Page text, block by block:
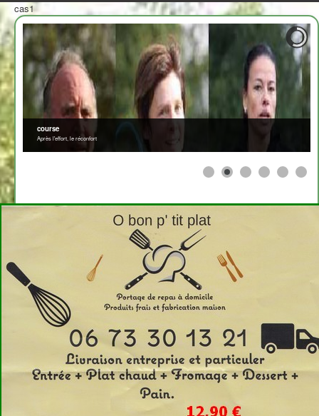
cas1
course
Après l'effort, le réconfort
Clt Temps Nom Prénom sexe Cat clt_cat
01:12:32 REYMOND Steve M0M
M0M_08
01:12:37 TISSOT Loic M SEM
53 53 01:12:44 MEBARKIA Youcef M M6M
M6M_01
Samuel
>
<